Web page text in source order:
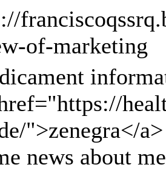
of-marketing
">zenegra</a>
news about